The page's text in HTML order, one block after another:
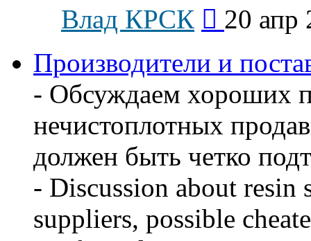
Влад КРСК
последнему
20 апр
Производители и
- Обсуждаем хороших
нечистоплотных
должен быть четко
- Discussion about resin
suppliers, possible